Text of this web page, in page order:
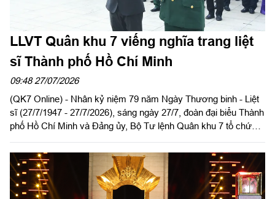
LLVT Quân khu 7 viếng nghĩa trang liệt
sĩ Thành phố Hồ Chí Minh
09:48 27/07/2026
(QK7 Online) - Nhân kỷ niệm 79 năm Ngày Thương binh - Liệt
sĩ (27/7/1947 - 27/7/2026), sáng ngày 27/7, đoàn đại biểu Thành
phố Hồ Chí Minh và Đảng ủy, Bộ Tư lệnh Quân khu 7 tổ chức
Chí Minh. Đồng chí Trần Lưu Quang, Ủy viên Bộ Chính trị, Bí
thư Thành ủy Thành phố Hồ Chí Minh và Trung tướng Trần
Vinh Ngọc, Bí thư Đảng ủy, Chính ủy Quân khu 7 chủ trì lễ
dâng hoa, dâng hương. Dự lễ có các đồng chí lãnh đạo Thành